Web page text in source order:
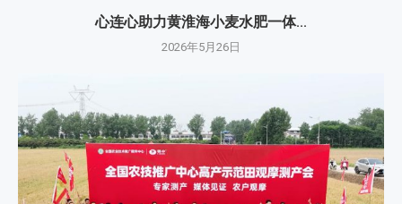
心连心助力黄淮海小麦水肥一体...
2026年5月26日